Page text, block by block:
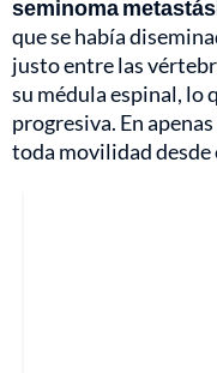
seminoma
que se había
justo entre las
su médula espinal, lo
progresiva. En
toda movilidad desde